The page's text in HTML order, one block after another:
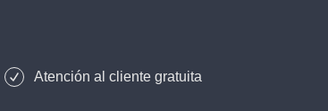
Atención al cliente gratuita